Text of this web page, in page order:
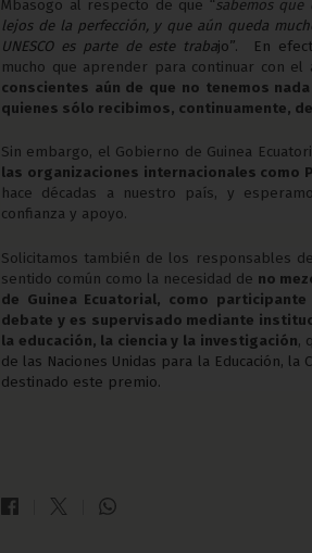
Mbasogo al respecto de que “sabemos que
lejos de la perfección, y que aún queda
UNESCO es parte de este trabajo”. En
mucho que aprender para continuar con
conscientes aún de que no tenemos
quienes sólo recibimos, continuamente,
Sin embargo, el Gobierno de Guinea
las organizaciones internacionales como
hace décadas a nuestro país, y
confianza y apoyo.
Solicitamos también de los responsables
sentido común como la necesidad de no
de Guinea Ecuatorial, como
debate y es supervisado mediante
la educación, la ciencia y la investigación,
de las Naciones Unidas para la Educación, la
destinado este premio.